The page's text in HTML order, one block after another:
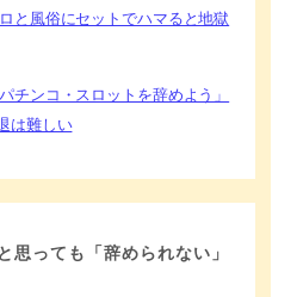
と風俗にセットでハマると地獄
チンコ・スロットを辞めよう」
は難しい
思っても「辞められない」